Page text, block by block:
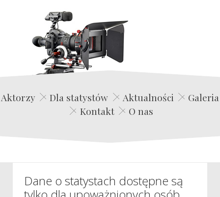
Edwin Film Agencja Aktorska
Aktorzy Dla statystów Aktualności
Galeria
Kontakt
O nas
Dane o statystach dostępne są